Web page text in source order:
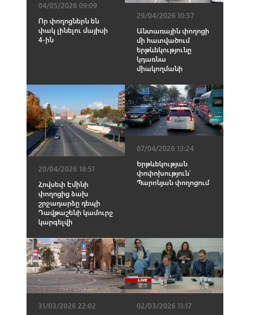
04/05/2026 09:09
Որ փողոցներն են
փակ լինելու մայիսի
4-ին
29/04/2026 10:57
Անտառային փողոցի
մի հատվածում
երթևեկությունը
կդառնա
միակողմանի
20/04/2026 18:51
Հովսեփ Էմինի
փողոցից ձախ
շրջադարձը դեպի
Դավթաշենի կամուրջ
կարգելվի
07/04/2026 13:24
Երթևեկության
փոփոխություն՝
Պարոնյան փողոցում
31/03/2026 22:02
02/03/2026 11:17